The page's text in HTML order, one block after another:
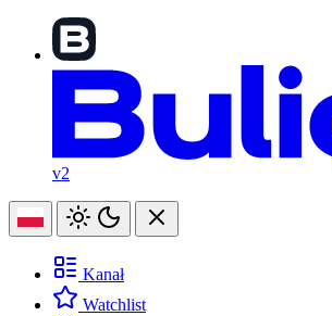
v2
Kanał
Watchlist